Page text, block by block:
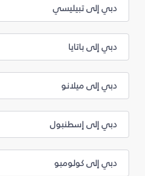
دبي إلى تبيليسي
دبي إلى باتايا
دبي إلى ميلانو
دبي إلى إسطنبول
دبي إلى كولومبو